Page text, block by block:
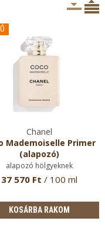
Chanel
Mademoiselle Primer
(alapozó)
alapozó hölgyeknek
37 570 Ft / 100 ml
KOSÁRBA RAKOM